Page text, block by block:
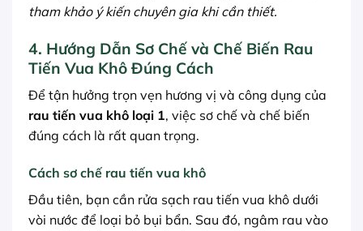
tham khảo ý kiến chuyên gia khi cần thiết.
4. Hướng Dẫn Sơ Chế và Chế Biến Rau
Tiến Vua Khô Đúng Cách
Để tận hưởng trọn vẹn hương vị và công dụng của
rau tiến vua khô loại 1, việc sơ chế và chế biến
đúng cách là rất quan trọng.
Cách sơ chế rau tiến vua khô
Đầu tiên, bạn cần rửa sạch rau tiến vua khô dưới
vòi nước để loại bỏ bụi bẩn. Sau đó, ngâm rau vào